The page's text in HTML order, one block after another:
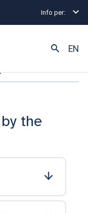
Info per:
EN
in the Jubilee
the